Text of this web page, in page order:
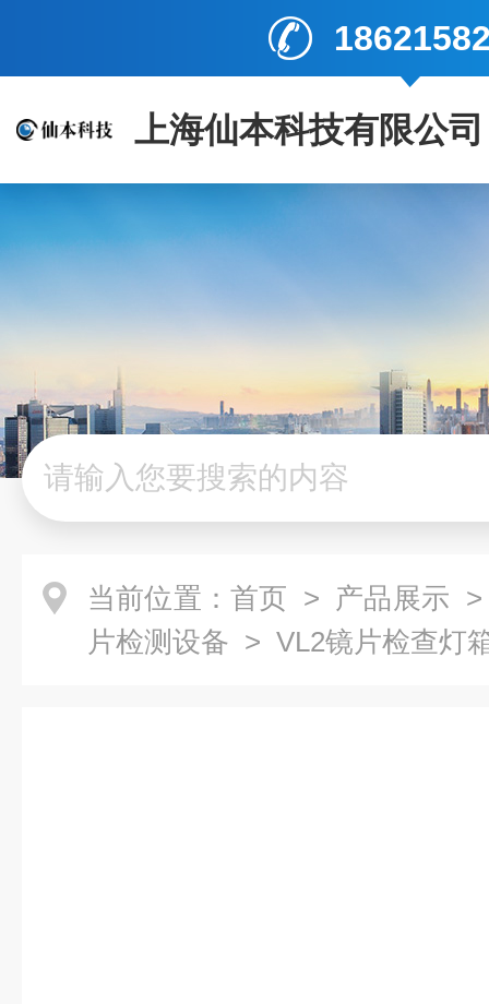
上海仙本科技有限公司
当前位置： 首页 > 产品展示
片检测设备 > VL2镜片检查灯